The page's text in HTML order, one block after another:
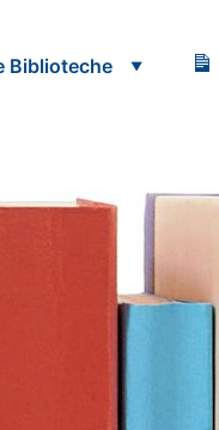
Biblioteche